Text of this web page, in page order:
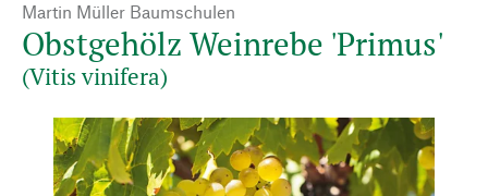
Martin Müller Baumschulen
Obstgehölz Weinrebe 'Primus'
(Vitis vinifera)